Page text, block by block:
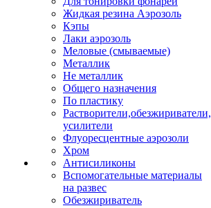
Жидкая резина Аэрозоль
Кэпы
Лаки аэрозоль
Меловые (смываемые)
Металлик
Не металлик
Общего назначения
По пластику
Растворители,обезжириватели,
усилители
Флуоресцентные аэрозоли
Хром
Антисиликоны
Вспомогательные материалы
на развес
Обезжириватель